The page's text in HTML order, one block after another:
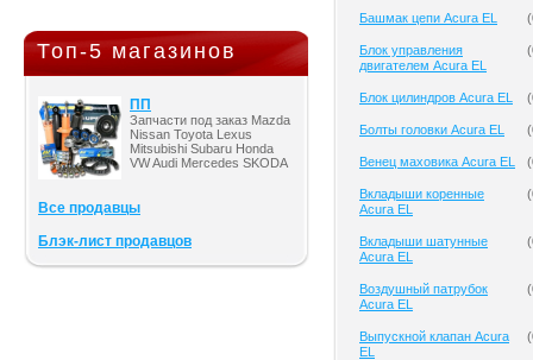
Топ-5 магазинов
ПП
Запчасти под заказ Mazda
Nissan Toyota Lexus
Mitsubishi Subaru Honda
VW Audi Mercedes SKODA
Все продавцы
Блэк-лист продавцов
Башмак цепи Acura EL (
Блок управления
двигателем Acura EL
(
Блок цилиндров Acura EL (
Болты головки Acura EL (
Венец маховика Acura EL (
Вкладыши коренные
Acura EL
(
Вкладыши шатунные
Acura EL
(
Воздушный патрубок
Acura EL
(
Выпускной клапан Acura
EL
(